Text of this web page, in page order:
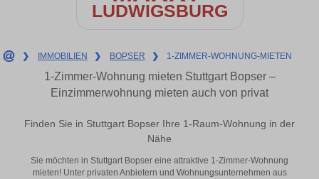
LUDWIGSBURG
❯ IMMOBILIEN ❯ BOPSER ❯ 1-ZIMMER-WOHNUNG-MIETEN
1-Zimmer-Wohnung mieten Stuttgart Bopser –
Einzimmerwohnung mieten auch von privat
Finden Sie in Stuttgart Bopser Ihre 1-Raum-Wohnung in der
Nähe
Sie möchten in Stuttgart Bopser eine attraktive 1-Zimmer-Wohnung
mieten! Unter privaten Anbietern und Wohnungsunternehmen aus